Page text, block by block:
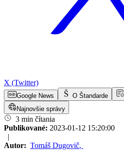
X (Twitter)
Google News O Štandarde
Najnovšie správy
3 min čítania
Publikované: 2023-01-12 15:20:00
|
Autor: Tomáš Dugovič,